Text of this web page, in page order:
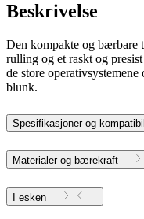
Beskrivelse
Den kompakte og bærbare
rulling og et raskt og
de store
blunk.
Spesifikasjoner og
Materialer og bærekraft
I esken